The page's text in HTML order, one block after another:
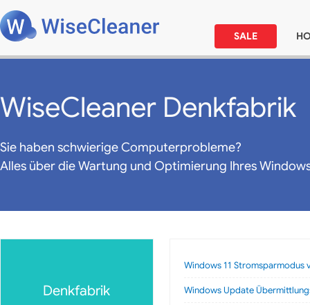
SALE
WiseCleaner Denkfabrik
Sie haben schwierige Computerprobleme?
Alles über die Wartung und Optimierung Ihres
Denkfabrik
Windows 11 Stromsparmodus
Windows Update